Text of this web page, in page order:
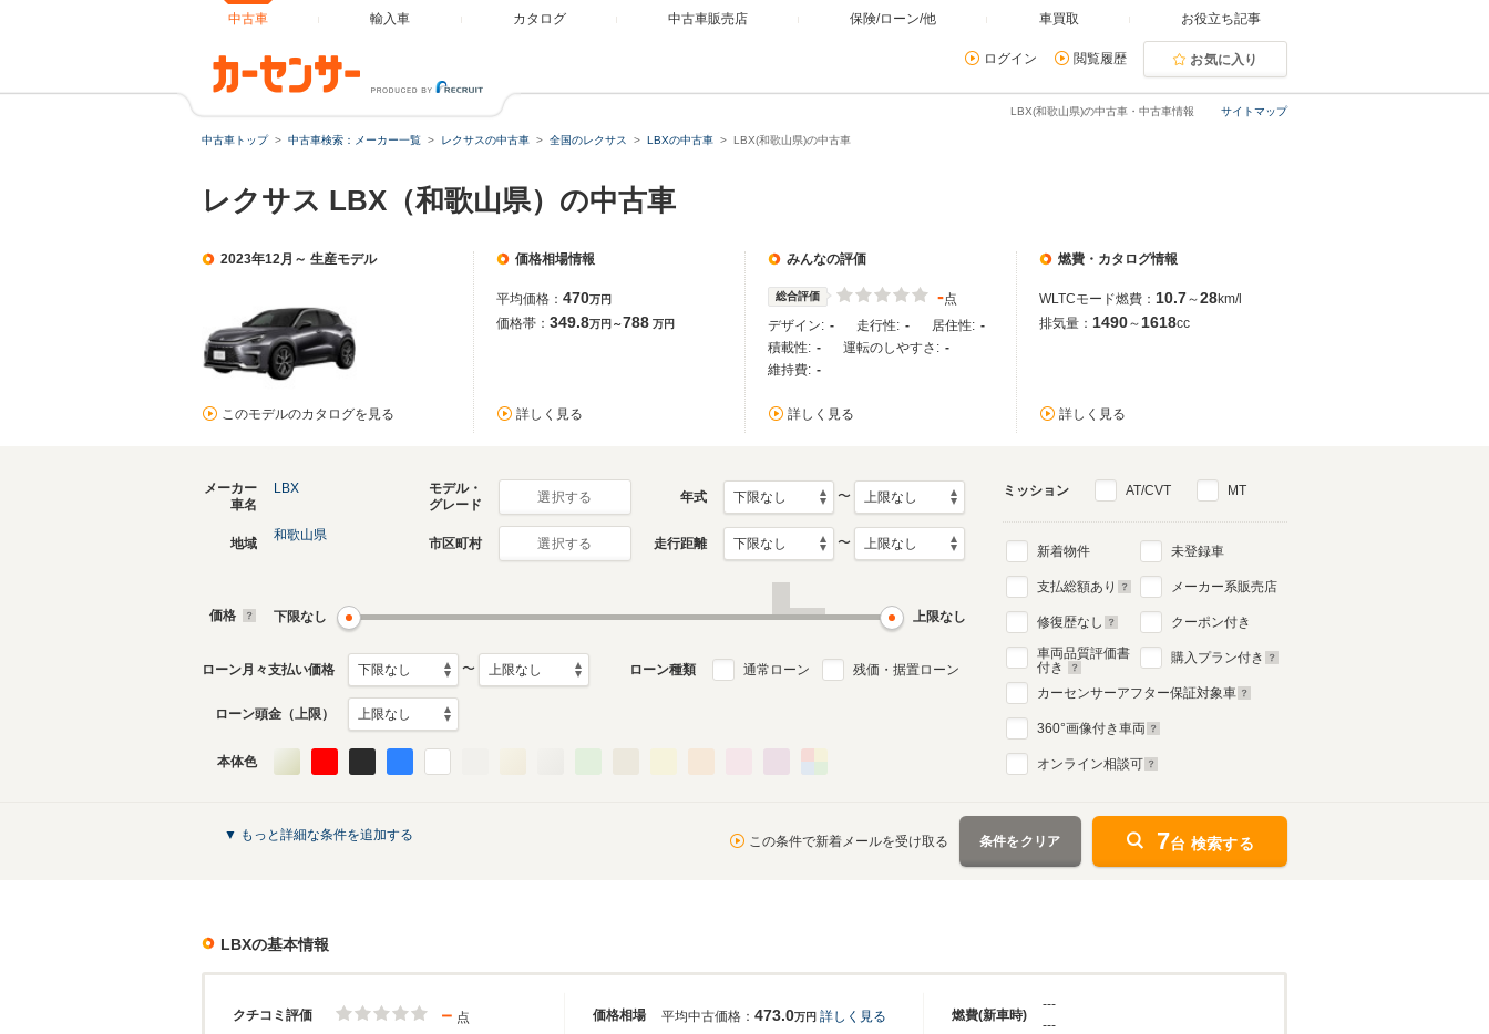
中古車 輸入車 カタログ 中古車販売店 保険/ローン/他 車買取 お役立ち記事
ログイン 閲覧履歴 お気に入り
サイトマップ
LBX(和歌山県)の中古車・中古車情報
中古車トップ 中古車検索：メーカー一覧 レクサスの中古車 全国のレクサス LBXの中古車 LBX(和歌山県)の中古車
レクサス LBX（和歌山県）の中古車
2023年12月～ 生産モデル
このモデルのカタログを見る
価格相場情報
平均価格： 470万円
価格帯： 349.8万円～788 万円
詳しく見る
みんなの評価
総合評価 -点
デザイン: - 走行性: - 居住性: -
積載性: - 運転のしやすさ: -
維持費: -
詳しく見る
燃費・カタログ情報
WLTCモード燃費： 10.7～28km/l
排気量： 1490～ 1618cc
詳しく見る
メーカー
車名
LBX
モデル・
グレード
選択する 年式 〜
地域
和歌山県
市区町村 選択する 走行距離 〜
価格 下限なし 上限なし
ローン月々支払い価格 〜 ローン種類 通常ローン 残価・据置ローン
ローン頭金（上限）
本体色
ミッション AT/CVT MT
新着物件
支払総額あり
修復歴なし
車両品質評価書
付き
未登録車
メーカー系販売店
クーポン付き
購入プラン付き
カーセンサーアフター保証対象車
360°画像付き車両
オンライン相談可
▼ もっと詳細な条件を追加する この条件で新着メールを受け取る 条件をクリア 7台 検索する
LBXの基本情報
クチコミ評価 価格相場 燃費(新車時)
－ 点 平均中古価格： 473.0万円 詳しく見る
---
---